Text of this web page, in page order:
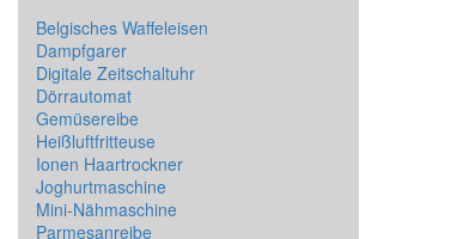
Belgisches Waffeleisen
Dampfgarer
Digitale Zeitschaltuhr
Dörrautomat
Gemüsereibe
Heißluftfritteuse
Ionen Haartrockner
Joghurtmaschine
Mini-Nähmaschine
Parmesanreibe